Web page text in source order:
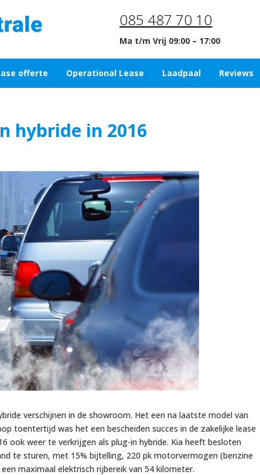
085 487 70 10
Ma t/m Vrij 09:00 – 17:00
offerte Operational Lease Laadpaal Reviews
hybride in 2016
verschijnen in de showroom. Het een na laatste model van
toentertijd was het een bescheiden succes in de zakelijke lease
ook weer te verkrijgen als plug-in hybride. Kia heeft besloten
te sturen, met 15% bijtelling, 220 pk motorvermogen (benzine
maximaal elektrisch rijbereik van 54 kilometer.